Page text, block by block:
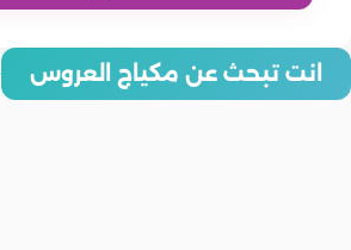
انت تبحث عن مكياج العروس
موضة مكياج العروس في شتاء 2026.. لمسات عصرية